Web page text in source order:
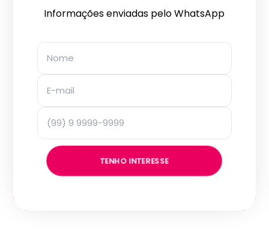
Informações enviadas pelo WhatsApp
TENHO INTERESSE